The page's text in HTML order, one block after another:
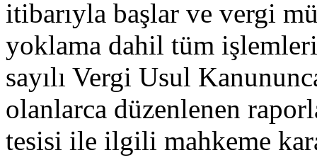
itibarıyla başlar ve vergi
yoklama dahil tüm
sayılı Vergi Usul
olanlarca düzenlenen
tesisi ile ilgili mahkeme